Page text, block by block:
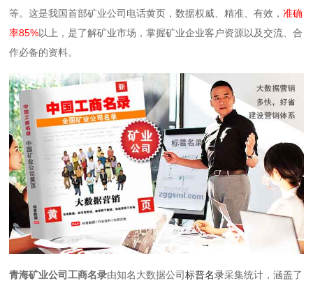
等。这是我国首部矿业公司电话黄页，数据权威、精准、有效，准确
率85%以上，是了解矿业市场，掌握矿业企业客户资源以及交流、合
作必备的资料。
青海矿业公司工商名录由知名大数据公司标普名录采集统计，涵盖了